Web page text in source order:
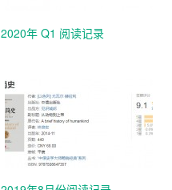
2020年 Q1 阅读记录